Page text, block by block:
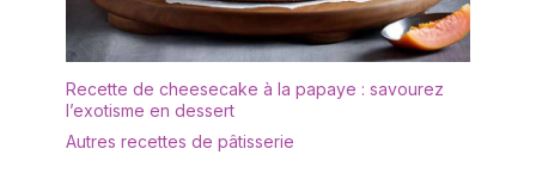
divers grands et petits
banquets, fêtes,
rassemblements.
[Applicable] Apparence
les fêtes de Noël, les
Recette de cheesecake à la papaye : savourez
l’exotisme en dessert
Autres recettes de pâtisserie